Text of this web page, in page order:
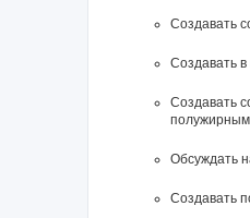
Создавать
Создавать
Cоздавать
Обсуждать
Создавать